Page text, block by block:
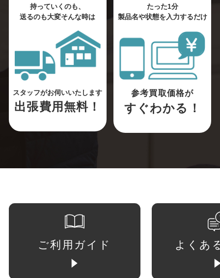
持っていくのも、
送るのも大変そんな時は
スタッフがお伺いいたします
出張費用無料！
たった1分
製品名や状態を入力するだけ
参考買取価格が
すぐわかる！
ご利用ガイド よくあ